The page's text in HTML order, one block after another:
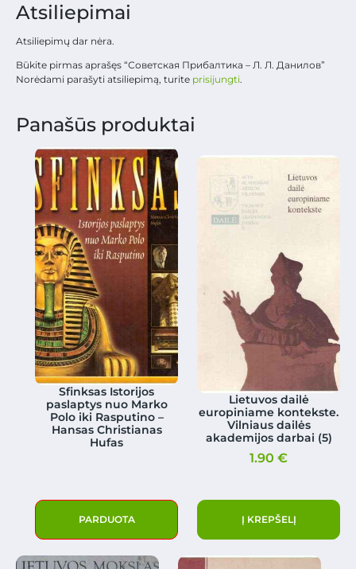
Atsiliepimai
Atsiliepimų dar nėra.
Būkite pirmas aprašęs “Советская Прибалтика – Л. Л. Данилов”
Norėdami parašyti atsiliepimą, turite prisijungti.
Panašūs produktai
Sfinksas Istorijos
paslaptys nuo Marko
Polo iki Rasputino –
Hansas Christianas
Hufas
PARDUOTA
Lietuvos dailė
europiniame kontekste.
Vilniaus dailės
akademijos darbai (5)
1.90€
Į KREPŠELĮ